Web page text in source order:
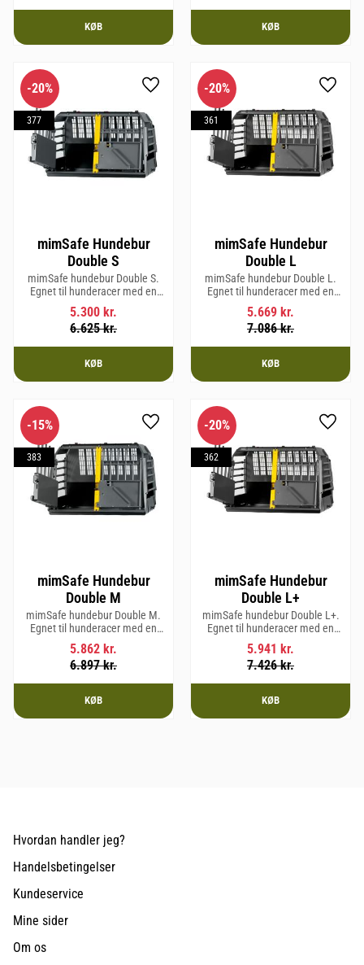
KØB KØB
mimSafe Hundebur
Double S
mimSafe hundebur Double S.
Egnet til hunderacer med en
skulderhøjde på op til 52 cm.
5.300 kr.
6.625kr.
20%
377
Gem som favorit
KØB
mimSafe Hundebur
Double L
mimSafe hundebur Double L.
Egnet til hunderacer med en
skulderhøjde på op til 58 cm.
5.669 kr.
7.086kr.
20%
361
Gem
KØB
mimSafe Hundebur
Double M
mimSafe hundebur Double M.
Egnet til hunderacer med en
skulderhøjde på op til 58 cm.
5.862 kr.
6.897kr.
15%
383
Gem som favorit
KØB
mimSafe Hundebur
Double L+
mimSafe hundebur Double L+.
Egnet til hunderacer med en
skulderhøjde på op til 62 cm.
5.941 kr.
7.426kr.
20%
362
Gem
KØB
Hvordan handler jeg?
Handelsbetingelser
Kundeservice
Mine sider
Om os